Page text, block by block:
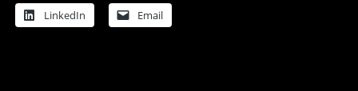
LinkedIn Email